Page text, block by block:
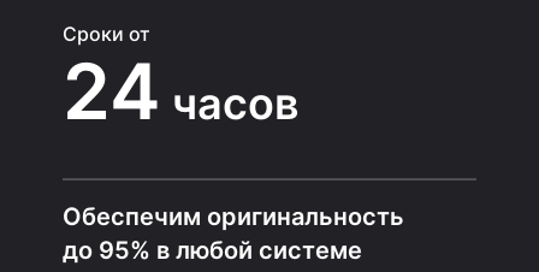
Сроки от
24 часов
Обеспечим оригинальность
до 95% в любой системе